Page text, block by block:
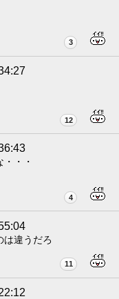
3
12
・・
4
は違うだろ
11